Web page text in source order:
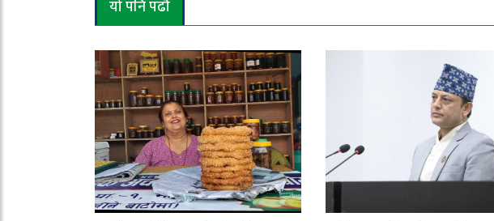
यो पनि पढौँ